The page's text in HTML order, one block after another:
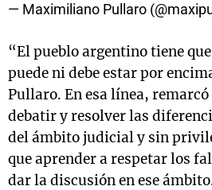
— Maximiliano Pullaro
“El pueblo argentino tiene
puede ni debe estar por
Pullaro. En esa línea,
debatir y resolver las
del ámbito judicial y sin
que aprender a respetar los
dar la discusión en ese